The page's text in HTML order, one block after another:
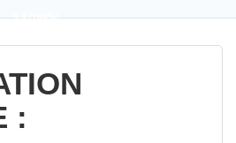
9,4(100%)
14358votes
: